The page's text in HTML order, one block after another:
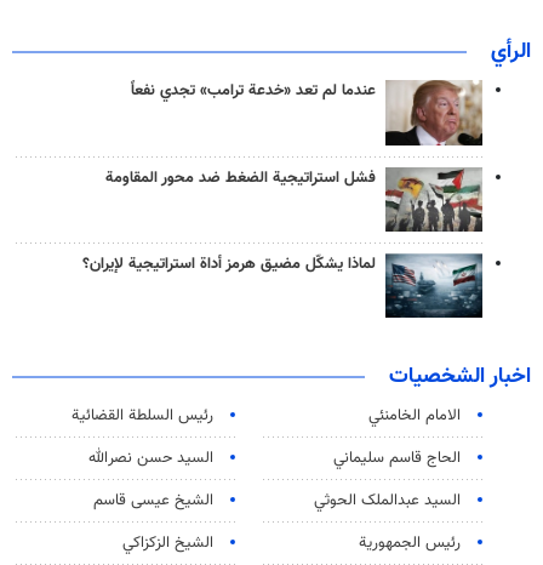
الرأي
عندما لم تعد «خدعة ترامب» تجدي نفعاً
فشل استراتيجية الضغط ضد محور المقاومة
لماذا يشكّل مضيق هرمز أداة استراتيجية لإيران؟
اخبار الشخصيات
الامام الخامنئي
رئیس السلطة القضائیة
الحاج قاسم سليماني
السيد حسن نصرالله
السید عبدالملک الحوثي
الشيخ عيسى قاسم
رئيس الجمهورية
الشيخ الزكزاكي